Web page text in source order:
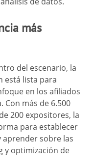
más
del escenario, la
está lista para
en los afiliados
Con más de 6.500
200 expositores, la
para establecer
aprender sobre las
y optimización de